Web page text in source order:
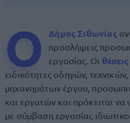
Ο Δήμος Σιθωνίας
προσλήψεις
εργασίας. Οι
ειδικότητες οδηγών,
μηχανημάτων έργου,
και εργατών και πρόκειται να
με σύμβαση εργασίας